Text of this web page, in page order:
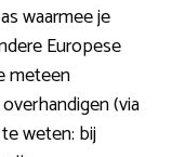
waarmee je
Europese
meteen
(via
weten: bij